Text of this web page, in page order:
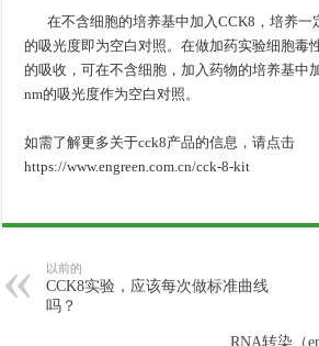
在不含细胞的培养基中加入CCK8，培养一
的吸光度即为空白对照。在做加药实验细胞毒性
的吸收，可在不含细胞，加入药物的培养基中
nm的吸光度作为空白对照。
如需了解更多关于cck8产品的信息，请点击
https://www.engreen.com.cn/cck-8-kit
以前的
CCK8实验，应该每次做标准曲线
吗？
RNA转染（